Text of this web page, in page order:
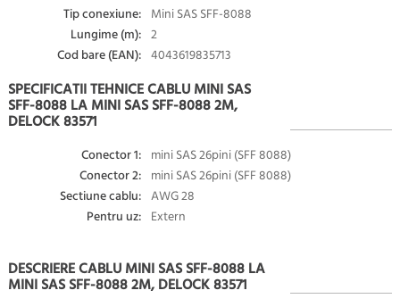
Tip conexiune: Mini SAS SFF-8088
Lungime (m): 2
Cod bare (EAN): 4043619835713
SPECIFICATII TEHNICE CABLU MINI SAS
SFF-8088 LA MINI SAS SFF-8088 2M,
DELOCK 83571
Conector 1: mini SAS 26pini (SFF 8088)
Conector 2: mini SAS 26pini (SFF 8088)
Sectiune cablu: AWG 28
Pentru uz: Extern
DESCRIERE CABLU MINI SAS SFF-8088 LA
MINI SAS SFF-8088 2M, DELOCK 83571